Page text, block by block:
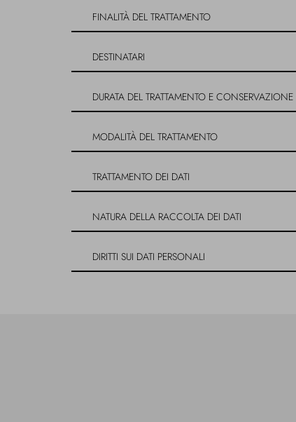
FINALITÀ DEL TRATTAMENTO
DESTINATARI
DURATA DEL TRATTAMENTO E CONSERVAZIONE
MODALITÀ DEL TRATTAMENTO
TRATTAMENTO DEI DATI
NATURA DELLA RACCOLTA DEI DATI
DIRITTI SUI DATI PERSONALI